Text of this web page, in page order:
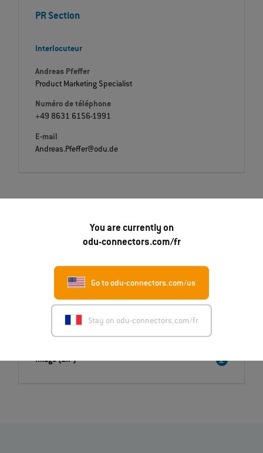
You are currently on
odu-connectors.com/fr
Go to odu-connectors.com/us
Stay on odu-connectors.com/fr
PR Section
Interlocuteur
Andreas Pfeffer
Product Marketing Specialist
Numéro de téléphone
+49 8631 6156-1991
E-mail
Andreas.Pfeffer@odu.de
English (PDF)
Deutsch (PDF)
Italiano (PDF)
Français (PDF)
Image (ZIP)